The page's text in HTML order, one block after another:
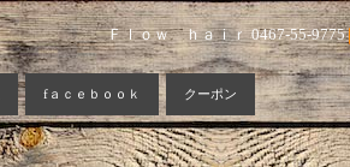
Ｆｌｏｗ ｈａｉｒ 0467-55-9775
fａｃｅｂｏｏｋ クーポン